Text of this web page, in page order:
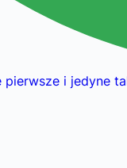
pierwsze i jedyne